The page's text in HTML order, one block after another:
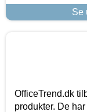
Se
OfficeTrend.dk
produkter. De